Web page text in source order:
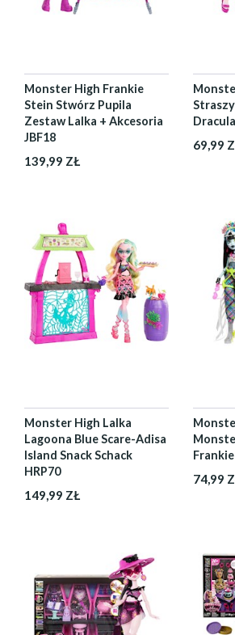
Monster High Frankie
Stein Stwórz Pupila
Zestaw Lalka + Akcesoria
JBF18
139,99 ZŁ
69,99
Monster High Lalka
Lagoona Blue Scare-Adisa
Island Snack Schack
HRP70
149,99 ZŁ
74,99